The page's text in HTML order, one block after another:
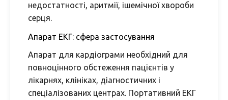
недостатності, аритмії, ішемічної хвороби
серця.
Апарат ЕКГ: сфера застосування
Апарат для кардіограми необхідний для
повноцінного обстеження пацієнтів у
лікарнях, клініках, діагностичних і
спеціалізованих центрах. Портативний ЕКГ